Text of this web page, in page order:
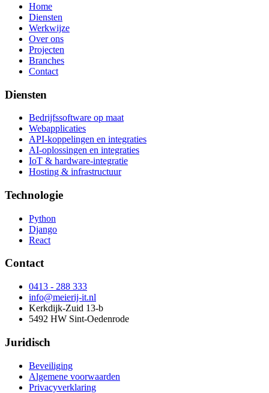
Home
Diensten
Werkwijze
Over ons
Projecten
Branches
Contact
Diensten
Bedrijfssoftware op maat
Webapplicaties
API-koppelingen en integraties
AI-oplossingen en integraties
IoT & hardware-integratie
Hosting & infrastructuur
Technologie
Python
Django
React
Contact
0413 - 288 333
info@meierij-it.nl
Kerkdijk-Zuid 13-b
5492 HW Sint-Oedenrode
Juridisch
Beveiliging
Algemene voorwaarden
Privacyverklaring